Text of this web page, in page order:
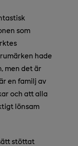
som
hade
men det är
en familj av
och att alla
lönsam
stöttat